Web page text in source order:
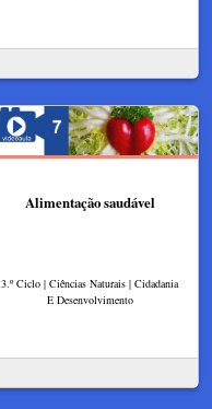
Alimentação saudável
3.º Ciclo | Ciências Naturais | Cidadania
E Desenvolvimento